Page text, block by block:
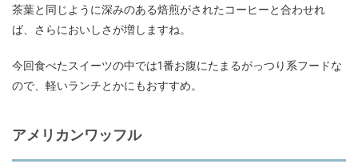
茶葉と同じように深みのある焙煎がされたコーヒーと合わせれ
ば、さらにおいしさが増しますね。
今回食べたスイーツの中では1番お腹にたまるがっつり系フードな
ので、軽いランチとかにもおすすめ。
アメリカンワッフル